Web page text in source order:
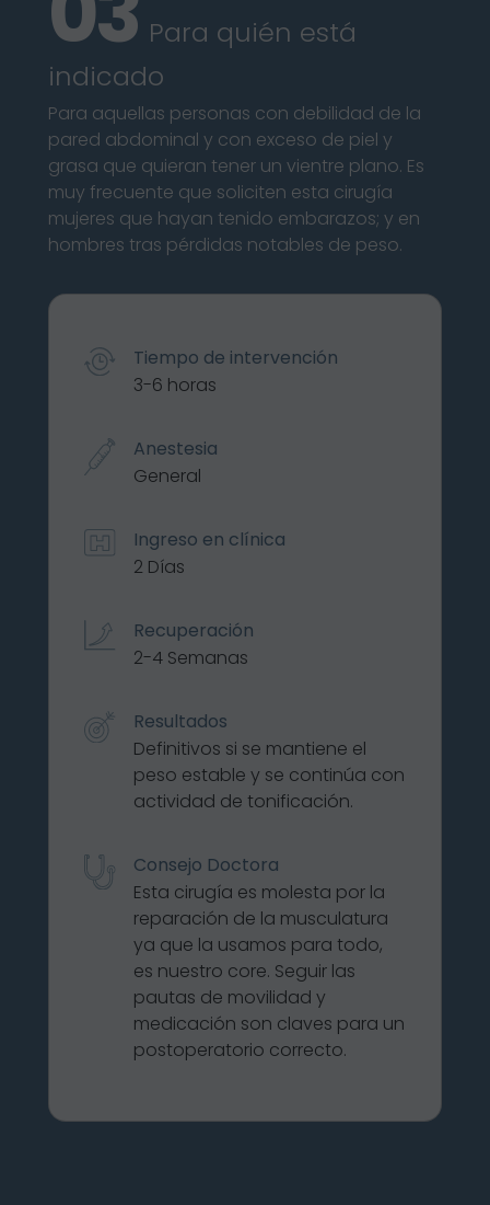
Para quién está
indicado
Para aquellas personas con debilidad de la
pared abdominal y con exceso de piel y
grasa que quieran tener un vientre plano. Es
muy frecuente que soliciten esta cirugía
mujeres que hayan tenido embarazos; y en
hombres tras pérdidas notables de peso.
Tiempo de intervención
3-6 horas
Anestesia
General
Ingreso en clínica
2 Días
Recuperación
2-4 Semanas
Resultados
Definitivos si se mantiene el
peso estable y se continúa con
actividad de tonificación.
Consejo Doctora
Esta cirugía es molesta por la
reparación de la musculatura
ya que la usamos para todo,
es nuestro core. Seguir las
pautas de movilidad y
medicación son claves para un
postoperatorio correcto.